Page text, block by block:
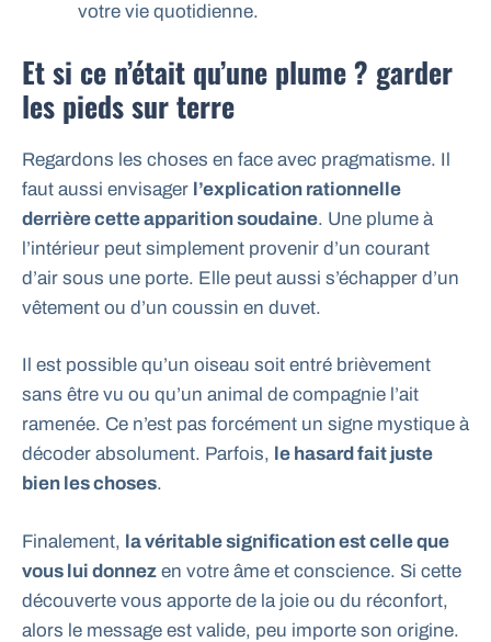
votre vie quotidienne.
Et si ce n’était qu’une plume ? garder
les pieds sur terre
Regardons les choses en face avec pragmatisme. Il
faut aussi envisager l’explication rationnelle
derrière cette apparition soudaine. Une plume à
l’intérieur peut simplement provenir d’un courant
d’air sous une porte. Elle peut aussi s’échapper d’un
vêtement ou d’un coussin en duvet.
Il est possible qu’un oiseau soit entré brièvement
sans être vu ou qu’un animal de compagnie l’ait
ramenée. Ce n’est pas forcément un signe mystique à
décoder absolument. Parfois, le hasard fait juste
bien les choses.
Finalement, la véritable signification est celle que
vous lui donnez en votre âme et conscience. Si cette
découverte vous apporte de la joie ou du réconfort,
alors le message est valide, peu importe son origine.